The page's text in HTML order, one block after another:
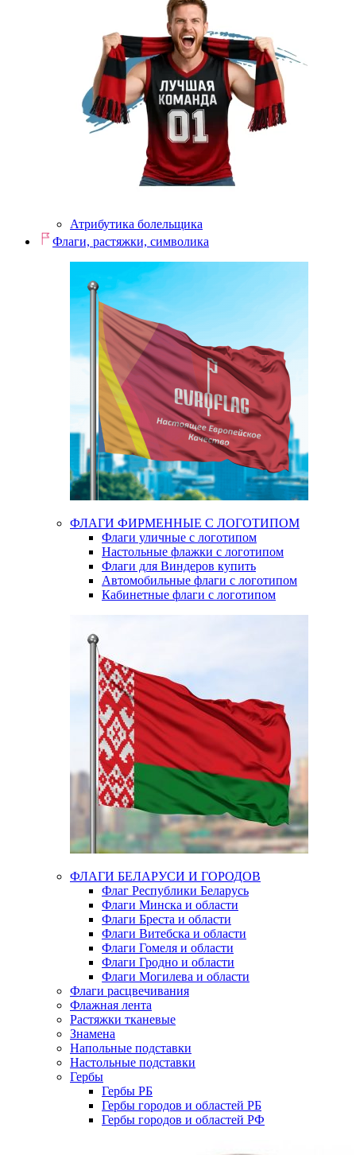
Атрибутика болельщика
Флаги, растяжки, символика
ФЛАГИ ФИРМЕННЫЕ С ЛОГОТИПОМ
Флаги уличные с логотипом
Настольные флажки с логотипом
Флаги для Виндеров купить
Автомобильные флаги с логотипом
Кабинетные флаги с логотипом
ФЛАГИ БЕЛАРУСИ И ГОРОДОВ
Флаг Республики Беларусь
Флаги Минска и области
Флаги Бреста и области
Флаги Витебска и области
Флаги Гомеля и области
Флаги Гродно и области
Флаги Могилева и области
Флаги расцвечивания
Флажная лента
Растяжки тканевые
Знамена
Напольные подставки
Настольные подставки
Гербы
Гербы РБ
Гербы городов и областей РБ
Гербы городов и областей РФ